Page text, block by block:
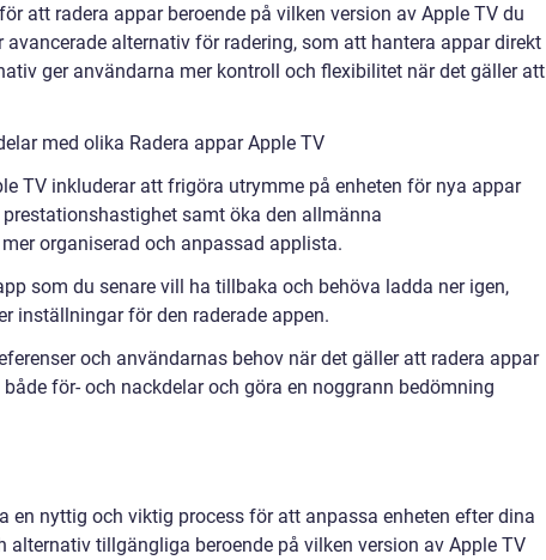
att radera appar beroende på vilken version av Apple TV du
avancerade alternativ för radering, som att hantera appar direkt
ger användarna mer kontroll och flexibilitet när det gäller att
med olika Radera appar Apple TV
TV inkluderar att frigöra utrymme på enheten för nya appar
samt öka den allmänna
organiserad och anpassad applista.
som du senare vill ha tillbaka och behöva ladda ner igen,
inställningar för den raderade appen.
och användarnas behov när det gäller att radera appar
för- och nackdelar och göra en noggrann bedömning
en nyttig och viktig process för att anpassa enheten efter dina
alternativ tillgängliga beroende på vilken version av Apple TV